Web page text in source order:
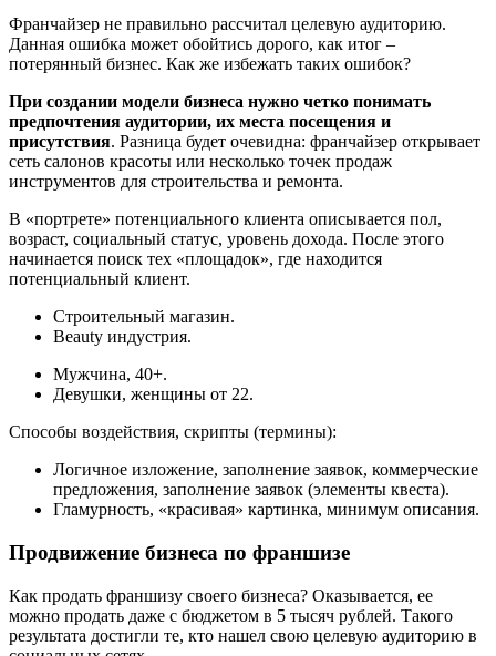
Франчайзер не правильно рассчитал целевую аудиторию.
Данная ошибка может обойтись дорого, как итог –
потерянный бизнес. Как же избежать таких ошибок?
При создании модели бизнеса нужно четко понимать
предпочтения аудитории, их места посещения и
присутствия. Разница будет очевидна: франчайзер открывает
сеть салонов красоты или несколько точек продаж
инструментов для строительства и ремонта.
В «портрете» потенциального клиента описывается пол,
возраст, социальный статус, уровень дохода. После этого
начинается поиск тех «площадок», где находится
потенциальный клиент.
Строительный магазин.
Beauty индустрия.
Мужчина, 40+.
Девушки, женщины от 22.
Способы воздействия, скрипты (термины):
Логичное изложение, заполнение заявок, коммерческие
предложения, заполнение заявок (элементы квеста).
Гламурность, «красивая» картинка, минимум описания.
Продвижение бизнеса по франшизе
Как продать франшизу своего бизнеса? Оказывается, ее
можно продать даже с бюджетом в 5 тысяч рублей. Такого
результата достигли те, кто нашел свою целевую аудиторию в